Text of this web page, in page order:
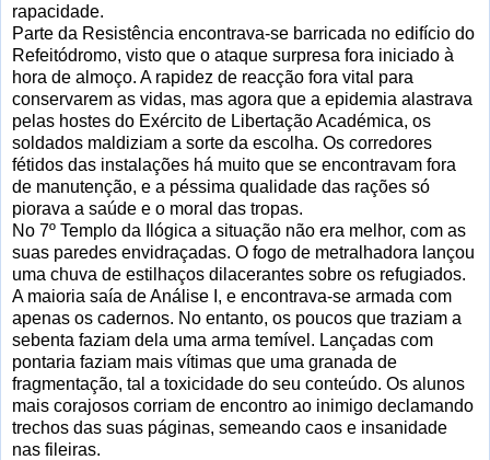
rapacidade.
Parte da Resistência encontrava-se barricada no edifício do
Refeitódromo, visto que o ataque surpresa fora iniciado à
hora de almoço. A rapidez de reacção fora vital para
conservarem as vidas, mas agora que a epidemia alastrava
pelas hostes do Exército de Libertação Académica, os
soldados maldiziam a sorte da escolha. Os corredores
fétidos das instalações há muito que se encontravam fora
de manutenção, e a péssima qualidade das rações só
piorava a saúde e o moral das tropas.
No 7º Templo da Ilógica a situação não era melhor, com as
suas paredes envidraçadas. O fogo de metralhadora lançou
uma chuva de estilhaços dilacerantes sobre os refugiados.
A maioria saía de Análise I, e encontrava-se armada com
apenas os cadernos. No entanto, os poucos que traziam a
sebenta faziam dela uma arma temível. Lançadas com
pontaria faziam mais vítimas que uma granada de
fragmentação, tal a toxicidade do seu conteúdo. Os alunos
mais corajosos corriam de encontro ao inimigo declamando
trechos das suas páginas, semeando caos e insanidade
nas fileiras.